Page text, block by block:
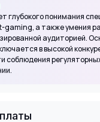
глубокого понимания
gaming, а также умения
аудиторией.
в высокой
соблюдения